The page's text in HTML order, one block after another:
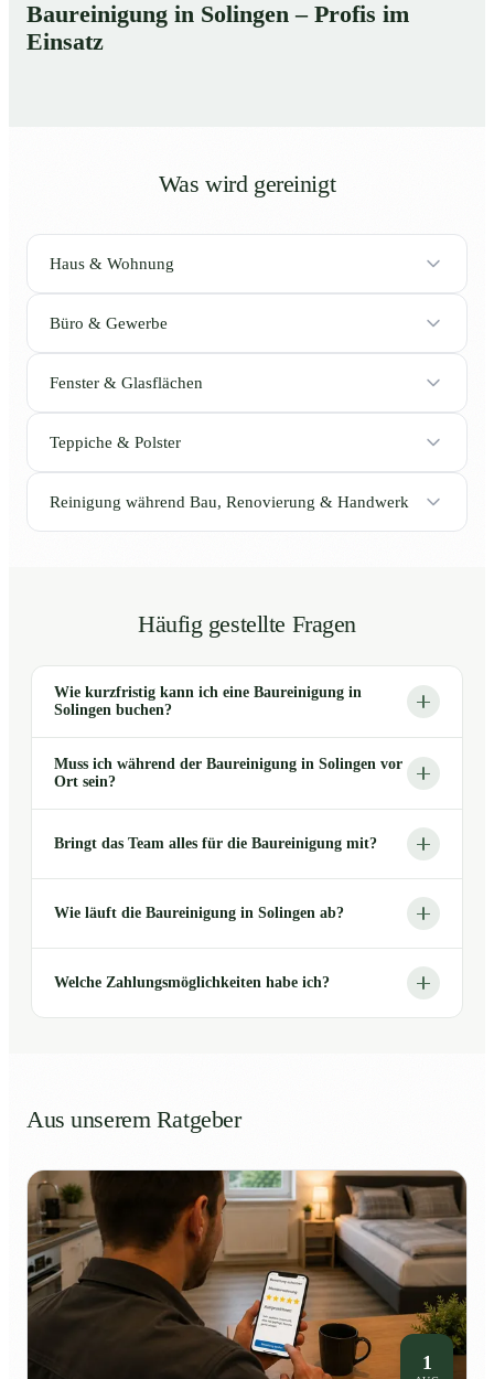
Baureinigung in Solingen – Profis im
Einsatz
Was wird gereinigt
Haus & Wohnung
Büro & Gewerbe
Fenster & Glasflächen
Teppiche & Polster
Reinigung während Bau, Renovierung & Handwerk
Häufig gestellte Fragen
Wie kurzfristig kann ich eine Baureinigung in
Solingen buchen?
Muss ich während der Baureinigung in Solingen vor
Ort sein?
Bringt das Team alles für die Baureinigung mit?
Wie läuft die Baureinigung in Solingen ab?
Welche Zahlungsmöglichkeiten habe ich?
Aus unserem Ratgeber
1